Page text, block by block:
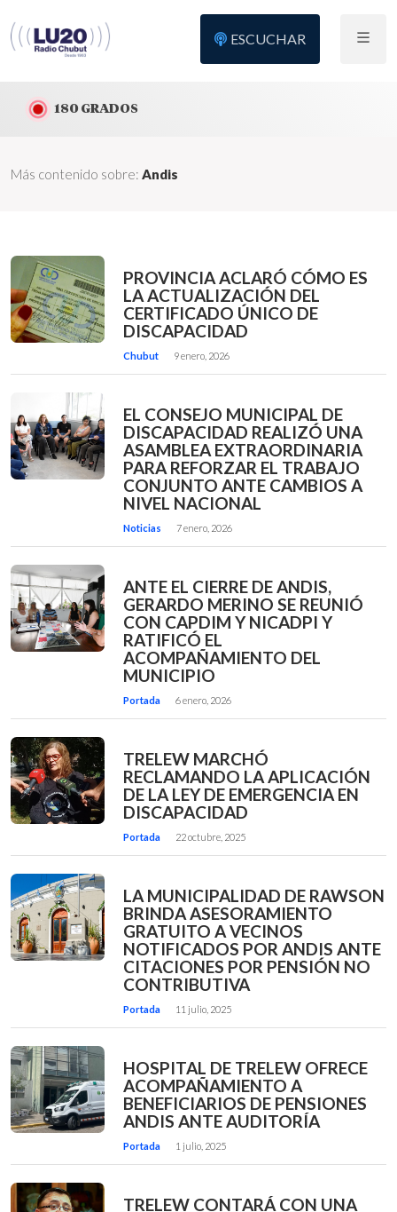
ESCUCHAR
180 GRADOS
Más contenido sobre: Andis
PROVINCIA ACLARÓ CÓMO ES
LA ACTUALIZACIÓN DEL
CERTIFICADO ÚNICO DE
DISCAPACIDAD
Chubut 9 enero, 2026
EL CONSEJO MUNICIPAL DE
DISCAPACIDAD REALIZÓ UNA
ASAMBLEA EXTRAORDINARIA
PARA REFORZAR EL TRABAJO
CONJUNTO ANTE CAMBIOS A
NIVEL NACIONAL
Noticias 7 enero, 2026
ANTE EL CIERRE DE ANDIS,
GERARDO MERINO SE REUNIÓ
CON CAPDIM Y NICADPI Y
RATIFICÓ EL
ACOMPAÑAMIENTO DEL
MUNICIPIO
Portada 6 enero, 2026
TRELEW MARCHÓ
RECLAMANDO LA APLICACIÓN
DE LA LEY DE EMERGENCIA EN
DISCAPACIDAD
Portada 22 octubre, 2025
LA MUNICIPALIDAD DE RAWSON
BRINDA ASESORAMIENTO
GRATUITO A VECINOS
NOTIFICADOS POR ANDIS ANTE
CITACIONES POR PENSIÓN NO
CONTRIBUTIVA
Portada 11 julio, 2025
HOSPITAL DE TRELEW OFRECE
ACOMPAÑAMIENTO A
BENEFICIARIOS DE PENSIONES
ANDIS ANTE AUDITORÍA
Portada 1 julio, 2025
TRELEW CONTARÁ CON UNA